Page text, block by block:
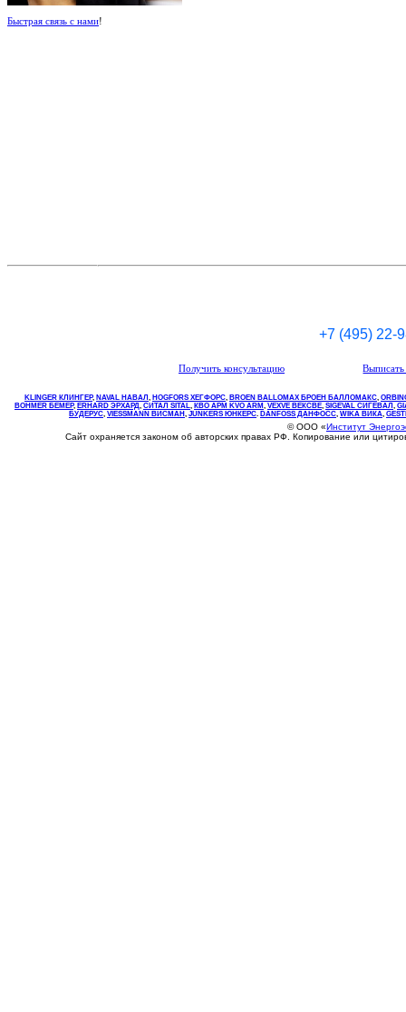
Быстрая связь с нами!
+7 (495) 22-
Получить консультацию
KLINGER КЛИНГЕР, NAVAL НАВАЛ , НOGFORS ХЕГФОРС, BROEN BALLOMAX БРОЕН БАЛЛОМАКС,
BOHMER БЕМЕР, ERHARD ЭРХАРД, СИТАЛ SITAL, КВО АРМ KVO ARM, VEXVE ВЕКСВЕ, SIGEVAL СИГЕВАЛ ,
БУДЕРУС, VIESSMANN ВИСМАН , JUNKERS ЮНКЕРС. DANFOSS ДАНФОСС, WIKA ВИКА,
© ООО «Институт
Сайт охраняется законом об авторских правах РФ. Копирование или